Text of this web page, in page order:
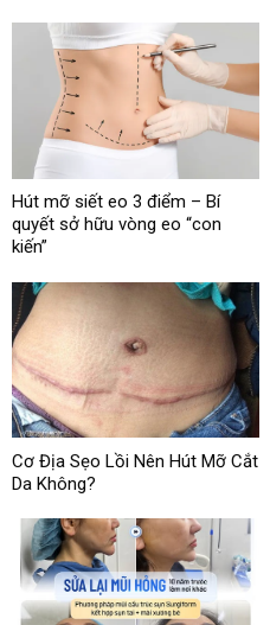
Hút mỡ siết eo 3 điểm – Bí
quyết sở hữu vòng eo “con
kiến”
Cơ Địa Sẹo Lồi Nên Hút Mỡ Cắt
Da Không?